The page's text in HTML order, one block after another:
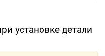
установке детали